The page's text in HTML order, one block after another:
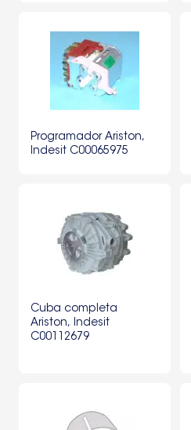
Programador Ariston,
Indesit C00065975
Cuba completa
Ariston, Indesit
C00112679